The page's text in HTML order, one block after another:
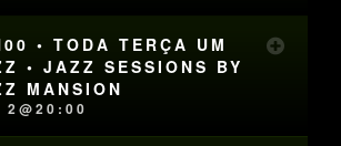
• TODA TERÇA UM
• JAZZ SESSIONS BY
MANSION
2@20:00